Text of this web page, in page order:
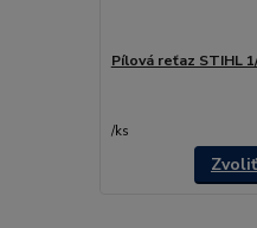
Pílová reťaz STIHL
/ks